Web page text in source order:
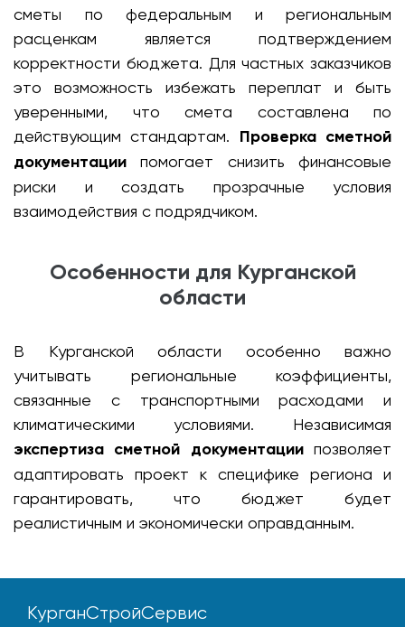
сметы по федеральным и региональным
расценкам является подтверждением
корректности бюджета. Для частных заказчиков
это возможность избежать переплат и быть
уверенными, что смета составлена по
действующим стандартам. Проверка сметной
документации помогает снизить финансовые
риски и создать прозрачные условия
взаимодействия с подрядчиком.
Особенности для Курганской
области
В Курганской области особенно важно
учитывать региональные коэффициенты,
связанные с транспортными расходами и
климатическими условиями. Независимая
экспертиза сметной документациипозволяет
адаптировать проект к специфике региона и
гарантировать, что бюджет будет
реалистичным и экономически оправданным.
КурганСтройСервис